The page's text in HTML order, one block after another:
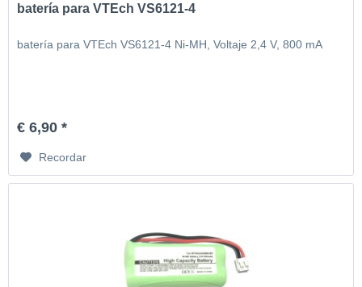
batería para VTEch VS6121-4
batería para VTEch VS6121-4 Ni-MH, Voltaje 2,4 V, 800 mA
€ 6,90 *
Recordar